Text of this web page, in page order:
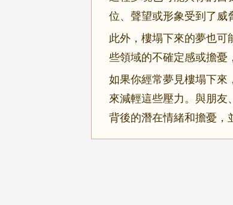
位、聲望或形象受到了威
此外，樓塌下來的夢也可
些領域的不確定感或擔憂
如果你經常夢見樓塌下來
來減輕這些壓力。與朋友
背後的潛在情緒和擔憂，